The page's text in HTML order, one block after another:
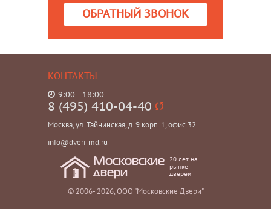
ОБРАТНЫЙ ЗВОНОК
КОНТАКТЫ
9:00 - 18:00
8 (495) 410-04-40
Москва, ул. Тайнинская, д. 9 корп. 1, офис 32.
info@dveri-md.ru
Московские
двери
20 лет на
рынке
дверей
© 2006- 2026, ООО "Московские Двери"